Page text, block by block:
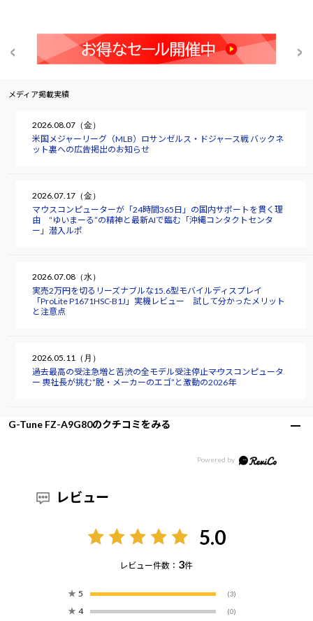
メディア掲載実績
2026.08.07（金）
米国メジャーリーグ（MLB）ロサンゼルス・ドジャース戦 バックネ
ット裏への広告掲出のお知らせ
2026.07.17（金）
マウスコンピューターが「24時間365日」の国内サポートを貫く理
由 “ゆいまーる”の精神と最新AIで臨む「沖縄コンタクトセンタ
ー」潜入ルポ
2026.07.08（水）
実売2万円を切るリーズナブルな15.6型モバイルディスプレイ
「ProLite P1671HSC-B1J」実機レビュー 試して分かったメリット
と注意点
2026.05.11（月）
過去最高の受注急増と苦渋の全モデル受注停止――マウスコンピュータ
ー 軣社長が挑む“脱・メーカーのエゴ”と激動の2026年
G-Tune FZ-A9G80のクチコミをみる
レビュー
5.0
レビュー件数： 3件
★ 5 (3)
★ 4 (0)